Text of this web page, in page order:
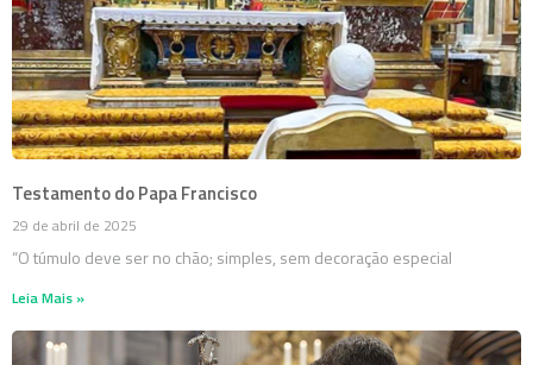
Testamento do Papa Francisco
29 de abril de 2025
“O túmulo deve ser no chão; simples, sem decoração especial
Leia Mais »